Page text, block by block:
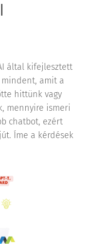
által kifejlesztett
mindent, amit a
hittünk vagy
mennyire ismeri
chatbot, ezért
Íme a kérdések